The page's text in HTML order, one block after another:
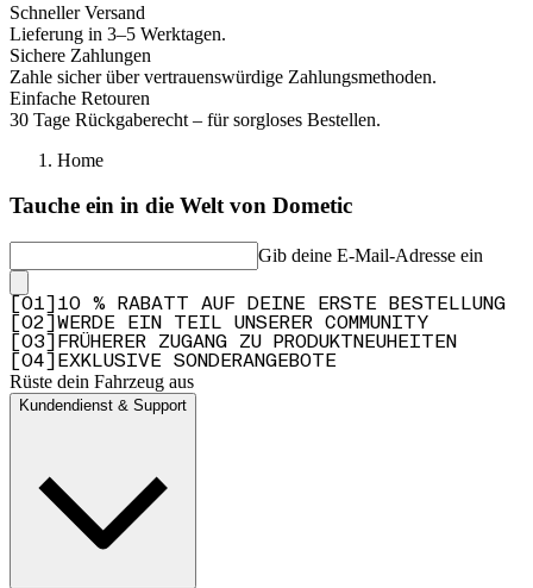
Schneller Versand
Lieferung in 3–5 Werktagen.
Sichere Zahlungen
Zahle sicher über vertrauenswürdige Zahlungsmethoden.
Einfache Retouren
30 Tage Rückgaberecht – für sorgloses Bestellen.
Home
Tauche ein in die Welt von Dometic
Gib deine E-Mail-Adresse ein
01
10 % RABATT AUF DEINE ERSTE BESTELLUNG
02
WERDE EIN TEIL UNSERER COMMUNITY
03
FRÜHERER ZUGANG ZU PRODUKTNEUHEITEN
04 EXKLUSIVE SONDERANGEBOTE
Rüste dein Fahrzeug aus
Kundendienst & Support